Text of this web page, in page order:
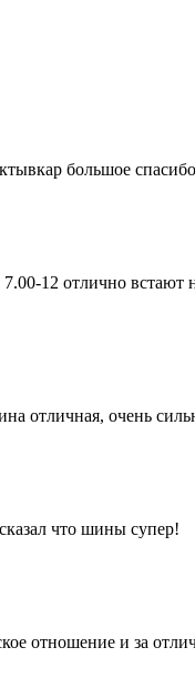
большое
12 отлично встают
отличная, очень
что шины супер!
отношение и за